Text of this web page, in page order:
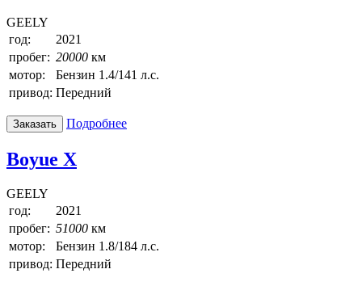
GEELY
год:
2021
пробег: 20000 км
мотор:
Бензин 1.4/141 л.с.
привод: Передний
Заказать Подробнее
Boyue X
GEELY
год:
2021
пробег: 51000 км
мотор:
Бензин 1.8/184 л.с.
привод: Передний